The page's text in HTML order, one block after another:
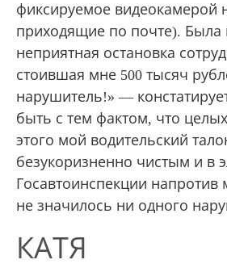
фиксируемое видеокамерой
приходящие по почте). Была
неприятная остановка
стоившая мне 500 тысяч
нарушитель!» —
быть с тем фактом, что
этого мой водительский
безукоризненно чистым и в
Госавтоинспекции
не значилось ни одного
КАТЯ